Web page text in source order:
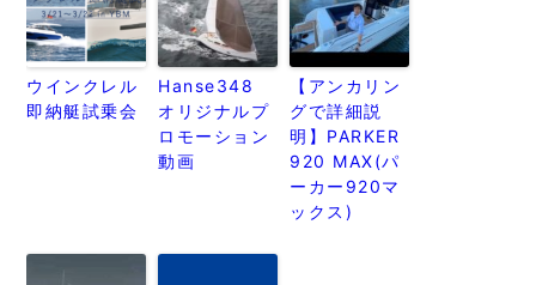
ウインクレル
即納艇試乗会
Hanse348
オリジナルプ
ロモーション
動画
【アンカリン
グで詳細説
明】PARKER
920 MAX(パ
ーカー920マ
ックス)